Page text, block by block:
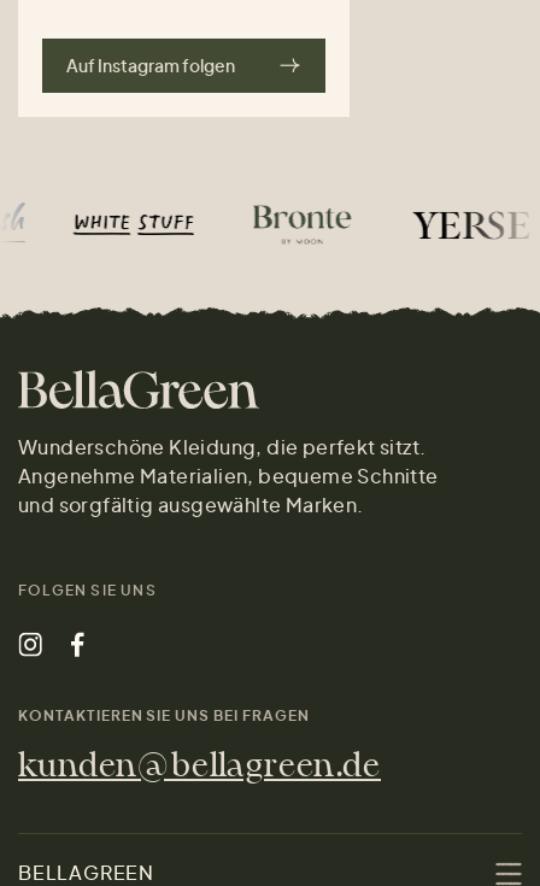
Auf Instagram folgen
Wunderschöne Kleidung, die perfekt sitzt.
Angenehme Materialien, bequeme Schnitte
und sorgfältig ausgewählte Marken.
FOLGEN SIE UNS
KONTAKTIEREN SIE UNS BEI FRAGEN
kunden@bellagreen.de
BELLAGREEN